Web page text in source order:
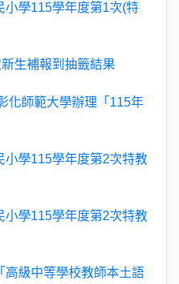
小學115學年度第1次(特
生補報到抽籤結果
化師範大學辦理「115年
小學115學年度第2次特教
小學115學年度第2次特教
高級中等學校教師本土語